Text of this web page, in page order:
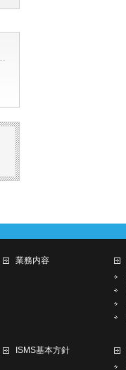
業務内容
ISMS基本方針